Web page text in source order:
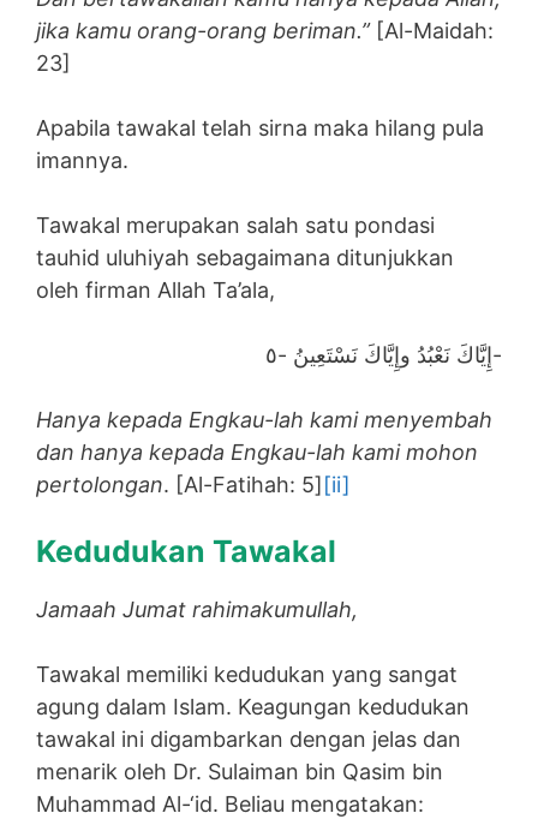
jika kamu orang-orang beriman.”[Al-Maidah:
23]
Apabila tawakal telah sirna maka hilang pula
imannya.
Tawakal merupakan salah satu pondasi
tauhid uluhiyah sebagaimana ditunjukkan
oleh firman Allah Ta’ala,
إِيَّاكَ نَعْبُدُ وإِيَّاكَ نَسْتَعِينُ -٥-
Hanya kepada Engkau-lah kami menyembah
dan hanya kepada Engkau-lah kami mohon
pertolongan. [Al-Fatihah: 5] [ii]
Kedudukan Tawakal
Jamaah Jumat rahimakumullah,
Tawakal memiliki kedudukan yang sangat
agung dalam Islam. Keagungan kedudukan
tawakal ini digambarkan dengan jelas dan
menarik oleh Dr. Sulaiman bin Qasim bin
Muhammad Al-‘id. Beliau mengatakan: